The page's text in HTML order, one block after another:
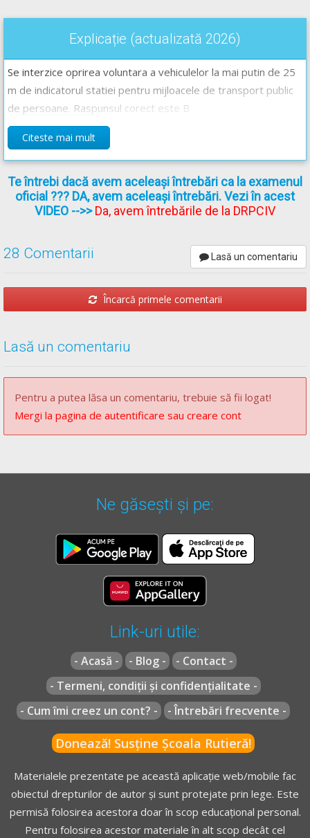
Explicație (actualizată 2026)
Se interzice oprirea voluntara a vehiculelor la mai putin de 25
m de indicatorul statiei pentru mijloacele de transport public
de persoane. Raspunsul corect este B
Citeste mai mult
Te întrebi dacă avem aceleași întrebări ca la examenul
oficial ??? DA, avem aceleași întrebări. Vezi în acest
VIDEO -->>Da, avem întrebările de la DRPCIV
28 Comentarii Lasă un comentariu
Încarcă primele comentarii
Lasă un comentariu
Pentru a putea lăsa un comentariu, trebuie să fii logat!
Mergi la pagina de autentificare sau creare cont
Ne găsești și pe:
Link-uri utile:
- Acasă - - Blog -
- Contact -
- Termeni, condiții și confidențialitate -
- Cum îmi creez un cont? -
- Întrebări frecvente -
Donează! Susține Școala Rutieră!
Materialele prezentate pe această aplicație web/mobile fac
obiectul drepturilor de autor și sunt protejate prin lege. Este
permisă folosirea acestora doar în scop educațional personal.
Pentru folosirea acestor materiale în alt scop decât cel